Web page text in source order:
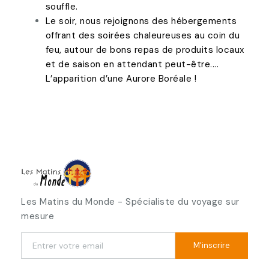
souffle.
Le soir, nous rejoignons des hébergements
offrant des soirées chaleureuses au coin du
feu, autour de bons repas de produits locaux
et de saison en attendant peut-être....
L’apparition d’une Aurore Boréale !
Les Matins du Monde - Spécialiste du voyage sur
mesure
M'inscrire